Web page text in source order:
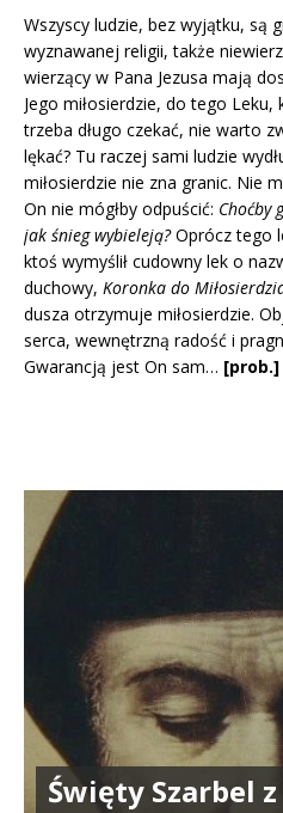
Wszyscy ludzie, bez wyjątku, są
wyznawanej religii, także
wierzący w Pana Jezusa mają
Jego miłosierdzie, do tego
trzeba długo czekać, nie warto
lękać? Tu raczej sami ludzie
miłosierdzie nie zna granic. Nie
On nie mógłby odpuścić: Choćby
jak śnieg wybieleją?Oprócz tego
ktoś wymyślił cudowny lek o
duchowy, Koronka do
dusza otrzymuje miłosierdzie.
serca, wewnętrzną radość i
Gwarancją jest On sam… [prob.]
Święty Szarbel